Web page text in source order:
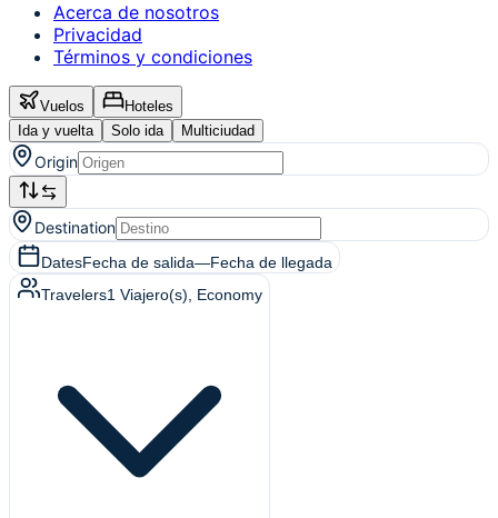
Acerca de nosotros
Privacidad
Términos y condiciones
Vuelos
Hoteles
Ida y vuelta
Solo ida Multiciudad
Origin
Destination
DatesFecha de salida—Fecha de llegada
Travelers1 Viajero(s) , Economy